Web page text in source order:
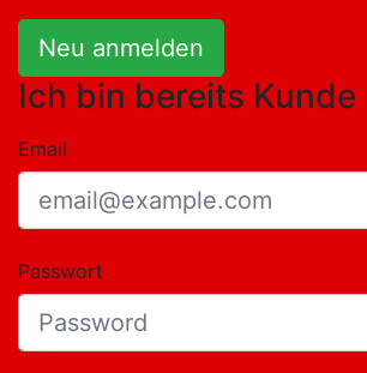
Neu anmelden
Ich bin bereits Kunde
Email
Passwort